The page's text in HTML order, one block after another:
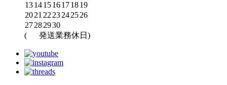
13141516171819
2021 22 23242526
27282930
(
発送業務休日)